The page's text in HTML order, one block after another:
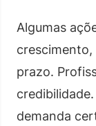
Algumas
prazo.
demanda